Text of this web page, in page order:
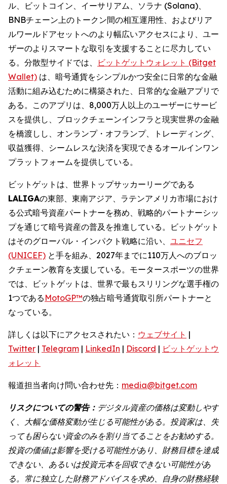
ル、ビットコイン、イーサリアム、ソラナ (Solana)、
BNBチェーン上のトークン間の相互運用性、およびリア
ルワールドアセットへのより幅広いアクセスにより、ユー
ザーのよりスマートな取引を支援することに尽力してい
る。分散型サイドでは、
ビットゲットウォレット (Bitget
Wallet) は、暗号通貨をシンプルかつ安全に日常的な金融
活動に組み込むために構築された、日常的な金融アプリで
ある。このアプリは、8,000万人以上のユーザーにサービ
スを提供し、ブロックチェーンインフラと現実世界の金融
を橋渡しし、オンランプ・オフランプ、トレーディング、
収益獲得、シームレスな決済を実現できるオールインワン
プラットフォームを提供している。
ビットゲットは、世界トップサッカーリーグである
LALIGAの東部、東南アジア、ラテンアメリカ市場におけ
る公式暗号資産パートナーを務め、戦略的パートナーシッ
プを通じて暗号資産の普及を推進している。ビットゲット
はそのグローバル・インパクト戦略に沿い、 ユニセフ
(UNICEF) と手を組み、2027年までに110万人へのブロッ
クチェーン教育を支援している。モータースポーツの世界
では、ビットゲットは、世界で最もスリリングな選手権の
1つである MotoGP™の独占暗号通貨取引所パートナーと
なっている。
詳しくは以下にアクセスされたい： ウェブサイト |
Twitter | Telegram | LinkedIn | Discord | ビットゲットウ
ォレット
報道担当者向け問い合わせ先： media@bitget.com
リスクについての警告： デジタル資産の価格は変動しやす
く、大幅な価格変動が生じる可能性がある。投資家は、失
っても困らない資金のみを割り当てることをお勧めする。
投資の価値は影響を受ける可能性があり、財務目標を達成
できない、あるいは投資元本を回収できない可能性があ
る。常に独立した財務アドバイスを求め、自身の財務経験